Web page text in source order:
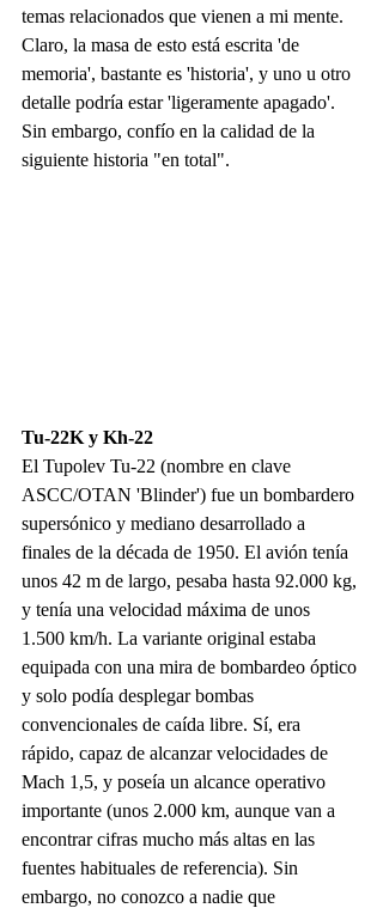
temas relacionados que vienen a mi mente.
Claro, la masa de esto está escrita 'de
memoria', bastante es 'historia', y uno u otro
detalle podría estar 'ligeramente apagado'.
Sin embargo, confío en la calidad de la
siguiente historia "en total".
Tu-22K y Kh-22
El Tupolev Tu-22 (nombre en clave
ASCC/OTAN 'Blinder') fue un bombardero
supersónico y mediano desarrollado a
finales de la década de 1950. El avión tenía
unos 42 m de largo, pesaba hasta 92.000 kg,
y tenía una velocidad máxima de unos
1.500 km/h. La variante original estaba
equipada con una mira de bombardeo óptico
y solo podía desplegar bombas
convencionales de caída libre. Sí, era
rápido, capaz de alcanzar velocidades de
Mach 1,5, y poseía un alcance operativo
importante (unos 2.000 km, aunque van a
encontrar cifras mucho más altas en las
fuentes habituales de referencia). Sin
embargo, no conozco a nadie que